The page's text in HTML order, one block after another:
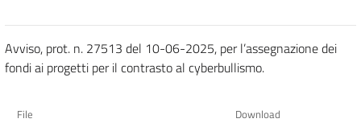
Avviso, prot. n. 27513 del 10-06-2025, per l’assegnazione dei
fondi ai progetti per il contrasto al cyberbullismo.
File Download